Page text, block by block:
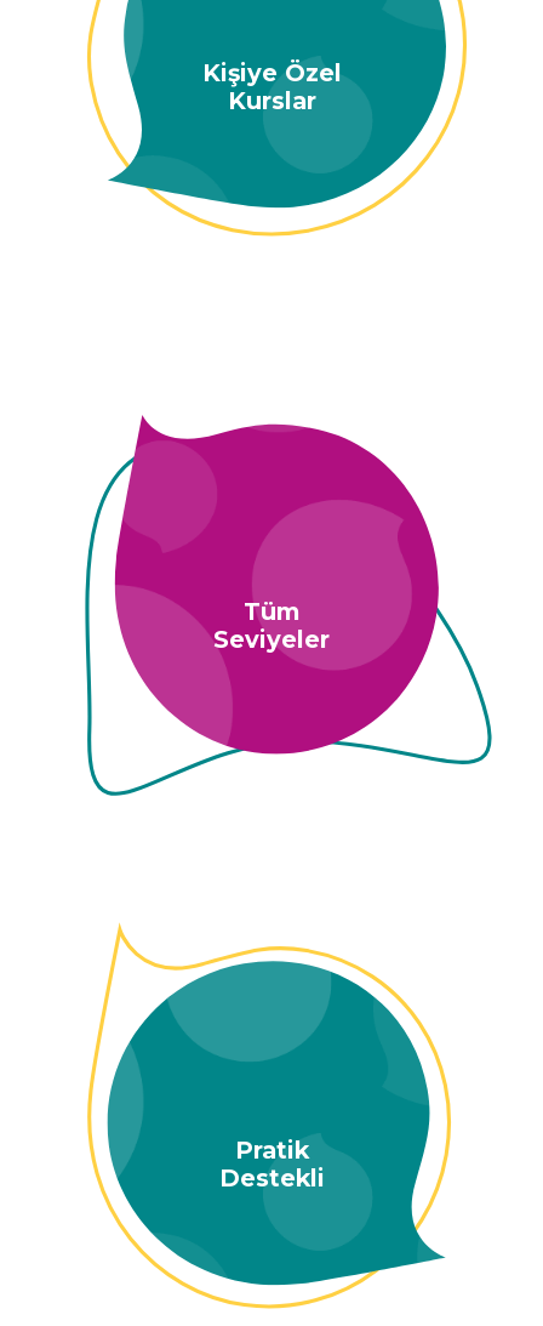
Kişiye Özel
Kurslar
Tüm
Seviyeler
Pratik
Destekli